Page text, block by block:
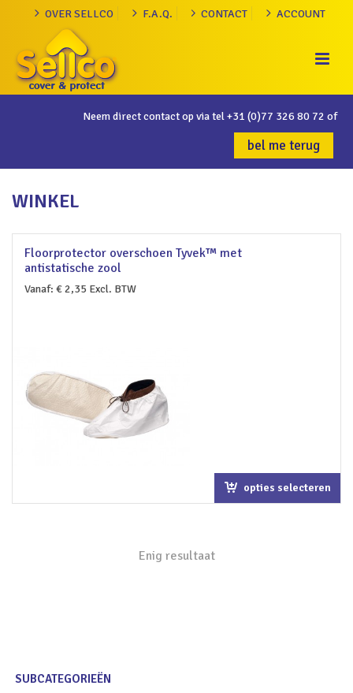
OVER SELLCO F.A.Q. CONTACT ACCOUNT
Neem direct contact op via tel+31 (0)77 326 80 72 of
bel me terug
WINKEL
Floorprotector overschoen Tyvek™ met
antistatische zool
Vanaf: €2,35 Excl. BTW
opties selecteren
Enig resultaat
SUBCATEGORIEËN